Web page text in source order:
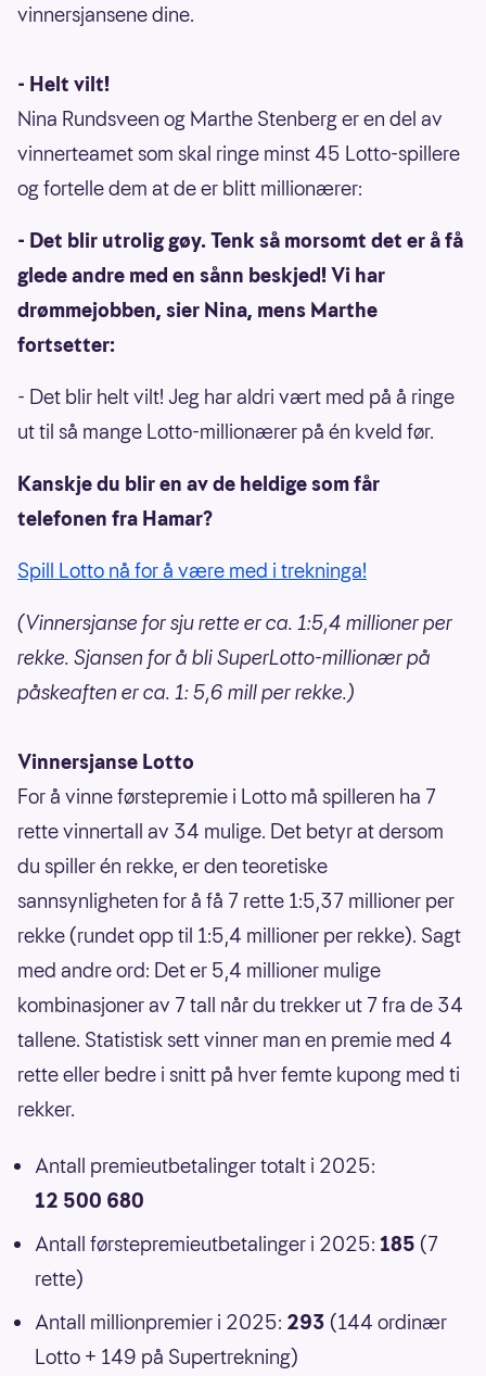
vinnersjansene dine.
- Helt vilt!
Nina Rundsveen og Marthe Stenberg er en del av
vinnerteamet som skal ringe minst 45 Lotto-spillere
og fortelle dem at de er blitt millionærer:
- Det blir utrolig gøy. Tenk så morsomt det er å få
glede andre med en sånn beskjed! Vi har
drømmejobben, sier Nina, mens Marthe
fortsetter:
- Det blir helt vilt! Jeg har aldri vært med på å ringe
ut til så mange Lotto-millionærer på én kveld før.
Kanskje du blir en av de heldige som får
telefonen fra Hamar?
Spill Lotto nå for å være med i trekninga!
(Vinnersjanse for sju rette er ca. 1:5,4 millioner per
rekke. Sjansen for å bli SuperLotto-millionær på
påskeaften er ca. 1: 5,6 mill per rekke.)
Vinnersjanse Lotto
For å vinne førstepremie i Lotto må spilleren ha 7
rette vinnertall av 34 mulige. Det betyr at dersom
du spiller én rekke, er den teoretiske
sannsynligheten for å få 7 rette 1:5,37 millioner per
rekke (rundet opp til 1:5,4 millioner per rekke). Sagt
med andre ord: Det er 5,4 millioner mulige
kombinasjoner av 7 tall når du trekker ut 7 fra de 34
tallene. Statistisk sett vinner man en premie med 4
rette eller bedre i snitt på hver femte kupong med ti
rekker.
Antall premieutbetalinger totalt i 2025:
12 500 680
Antall førstepremieutbetalinger i 2025: 185 (7
rette)
Antall millionpremier i 2025: 293 (144 ordinær
Lotto + 149 på Supertrekning)